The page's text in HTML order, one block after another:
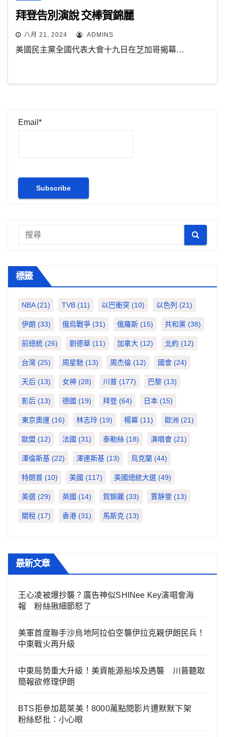
拜登告別演說 交棒賀錦麗
八月 21, 2024 ADMINS
美國民主黨全國代表大會十九日在芝加哥揭幕…
Email*
標籤
NBA(21) TVB (11) 以巴衝突 (10) 以色列 (21)
伊朗 (33) 俄烏戰爭 (31) 俄羅斯 (15) 共和黨 (38)
前總統 (26) 劉德華 (11) 加拿大 (12) 北約 (12)
台灣 (25) 周星馳 (13) 周杰倫 (12) 國會 (24)
天后 (13) 女神 (28) 川普 (177) 巴黎 (13)
影后 (13) 德國 (19) 拜登 (64) 日本 (15)
東京奧運 (16) 林志玲 (19) 楊冪 (11) 歐洲 (21)
歐盟 (12) 法國 (31) 泰勒絲 (18) 演唱會 (21)
澤倫斯基 (22) 澤連斯基 (13) 烏克蘭 (44)
特朗普 (10) 美國 (117) 美國總統大選 (49)
美選 (29) 英國 (14) 賀錦麗 (33) 賈靜雯 (13)
關稅 (17) 香港 (31) 馬斯克 (13)
最新文章
王心凌被爆抄襲？廣告神似SHINee Key演唱會海
報 粉絲揪細節怒了
美軍首度聯手沙烏地阿拉伯空襲伊拉克親伊朗民兵！
中東戰火再升級
中東局勢重大升級！美資能源船埃及遇襲 川普聽取
簡報欲修理伊朗
BTS拒參加葛萊美！8000萬點閱影片遭默默下架
粉絲怒批：小心眼